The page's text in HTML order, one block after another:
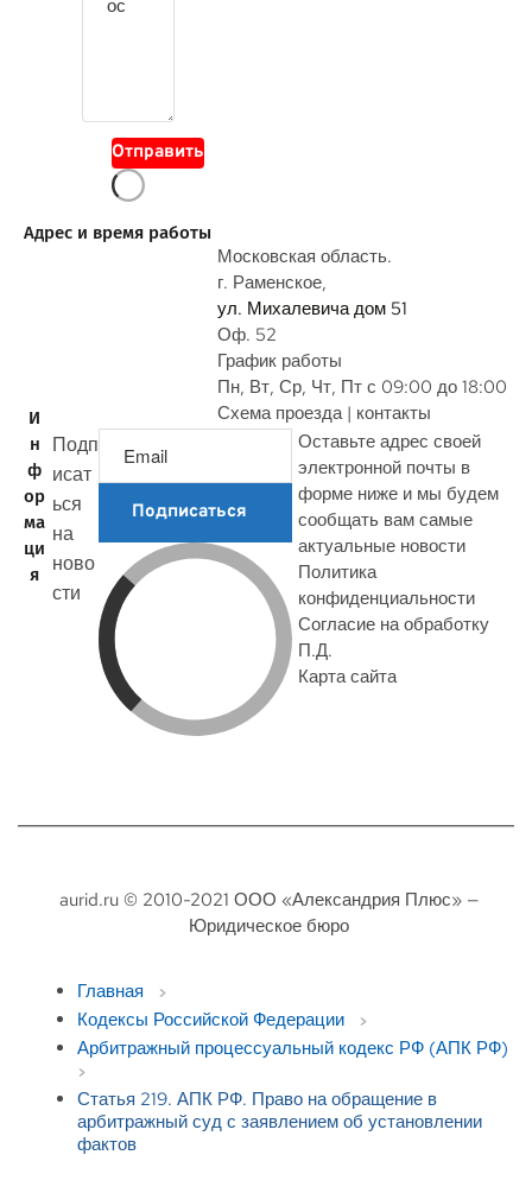
о
Отправить
Адрес и время работы
Московская область.
г. Раменское,
ул. Михалевича дом 51
Оф. 52
График работы
Пн, Вт, Ср, Чт, Пт с 09:00 до 18:00
Схема проезда | контакты
И
н
ф
ор
ма
ци
я
Подп
исат
ься
на
ново
сти
Подписаться
Оставьте адрес своей
электронной почты в
форме ниже и мы будем
сообщать вам самые
актуальные новости
Политика
конфиденциальности
Согласие на обработку
П.Д.
Карта сайта
aurid.ru © 2010-2021 ООО «Александрия Плюс» —
Юридическое бюро
Главная
Кодексы Российской Федерации
Арбитражный процессуальный кодекс РФ (АПК РФ)
Статья 219. АПК РФ. Право на обращение в
арбитражный суд с заявлением об установлении
фактов